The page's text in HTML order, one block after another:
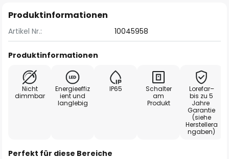
Produktinformationen
Artikel Nr.: 10045958
Produktinformationen
Nicht
dimmbar
Energieeffiz
ient und
langlebig
IP65
Schalter
am
Produkt
Lorefar–
bis zu 5
Jahre
Garantie
(siehe
Herstellera
ngaben)
Perfekt für diese Bereiche